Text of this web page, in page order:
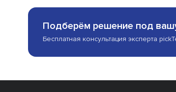
Подберём решение под
Бесплатная консультация эксперта